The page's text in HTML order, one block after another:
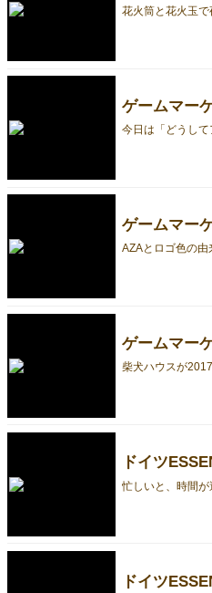
ゲームマー
ゲームマー
ゲームマー
ドイツ